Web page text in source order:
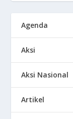
Agenda
Aksi
Aksi Nasional
Artikel